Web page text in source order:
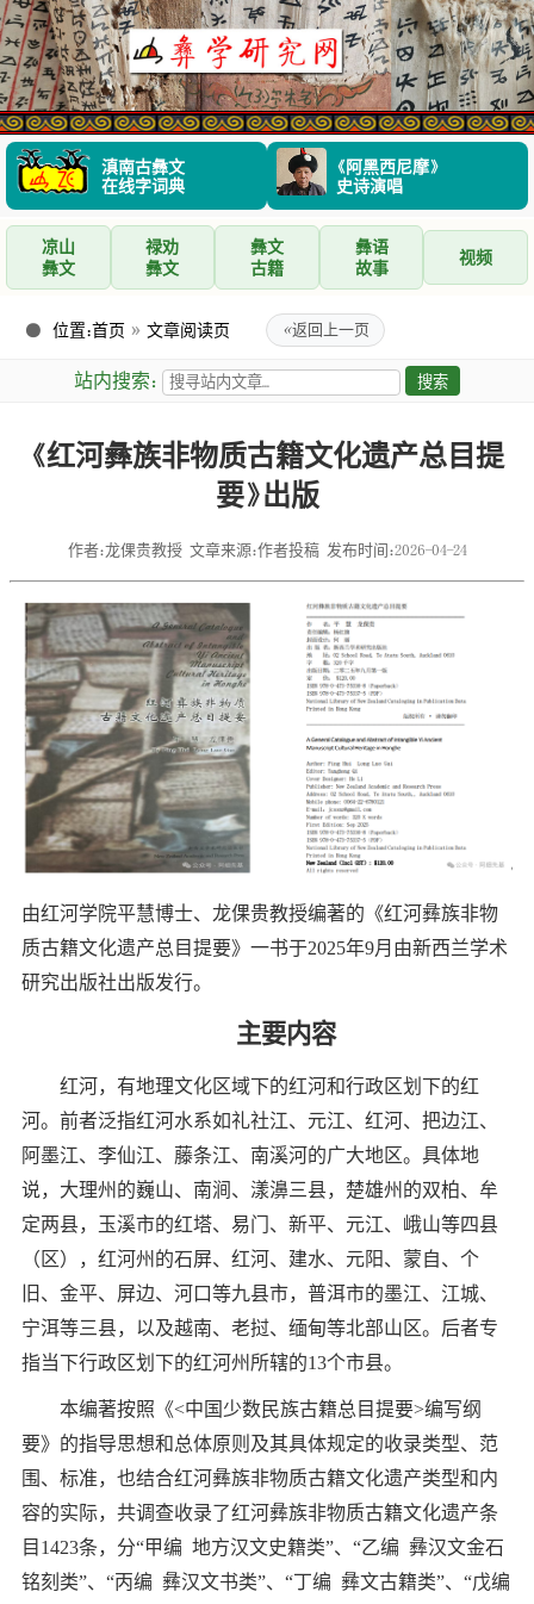
滇南古彝文
在线字词典
《阿黑西尼摩》
史诗演唱
凉山
彝文
禄劝
彝文
彝文
古籍
彝语
故事
视频
位置：首页 » 文章阅读页 «返回上一页
站内搜索：
《红河彝族非物质古籍文化遗产总目提
要》出版
作者：龙倮贵教授 文章来源：作者投稿 发布时间：2026-04-24
由红河学院平慧博士、龙倮贵教授编著的《红河彝族非物
质古籍文化遗产总目提要》一书于2025年9月由新西兰学术
研究出版社出版发行。
主要内容
红河，有地理文化区域下的红河和行政区划下的红
河。前者泛指红河水系如礼社江、元江、红河、把边江、
阿墨江、李仙江、藤条江、南溪河的广大地区。具体地
说，大理州的巍山、南涧、漾濞三县，楚雄州的双柏、牟
定两县，玉溪市的红塔、易门、新平、元江、峨山等四县
（区），红河州的石屏、红河、建水、元阳、蒙自、个
旧、金平、屏边、河口等九县市，普洱市的墨江、江城、
宁洱等三县，以及越南、老挝、缅甸等北部山区。后者专
指当下行政区划下的红河州所辖的13个市县。
本编著按照《<中国少数民族古籍总目提要>编写纲
要》的指导思想和总体原则及其具体规定的收录类型、范
围、标准，也结合红河彝族非物质古籍文化遗产类型和内
容的实际，共调查收录了红河彝族非物质古籍文化遗产条
目 1423条，分“甲编 地方汉文史籍类”、 “乙编 彝汉文金石
铭刻类”、 “丙编 彝汉文书类”、 “ 丁编 彝文古籍类”、 “戊编